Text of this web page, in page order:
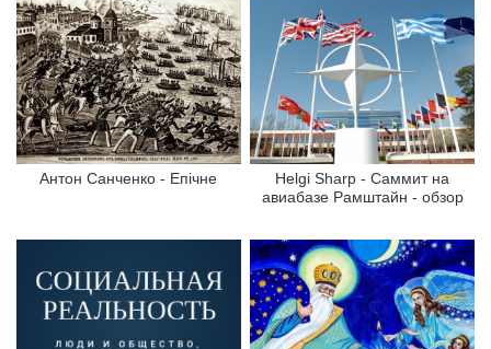
Антон Санченко - Епічне
Helgi Sharp - Саммит на
авиабазе Рамштайн - обзор